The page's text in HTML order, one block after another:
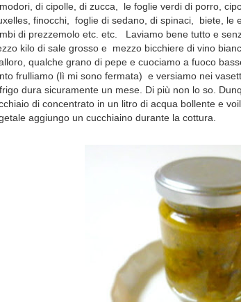
di cipolle, di zucca, le foglie verdi di porro,
finocchi, foglie di sedano, di spinaci, biete, le
di prezzemolo etc. etc. Laviamo bene tutto e
kilo di sale grosso e mezzo bicchiere di vino
qualche grano di pepe e cuociamo a fuoco
frulliamo (lì mi sono fermata) e versiamo nei
frigo dura sicuramente un mese. Di più non lo so.
di concentrato in un litro di acqua bollente e
aggiungo un cucchiaino durante la cottura.